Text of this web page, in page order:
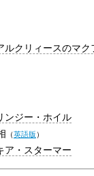
ルクリィースのマク
ンジー・ホイル
（英語版）
ア・スターマー